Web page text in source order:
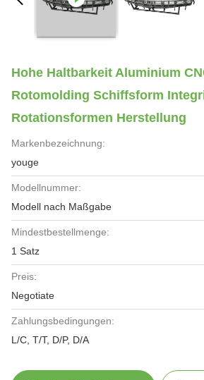
Hohe Haltbarkeit Aluminium
Rotomolding Schiffsform
Rotationsformen Herstellung
Markenbezeichnung:
youge
Modellnummer:
Modell nach Maßgabe
Mindestbestellmenge:
1 Satz
Preis:
Negotiate
Zahlungsbedingungen:
L/C, T/T, D/P, D/A